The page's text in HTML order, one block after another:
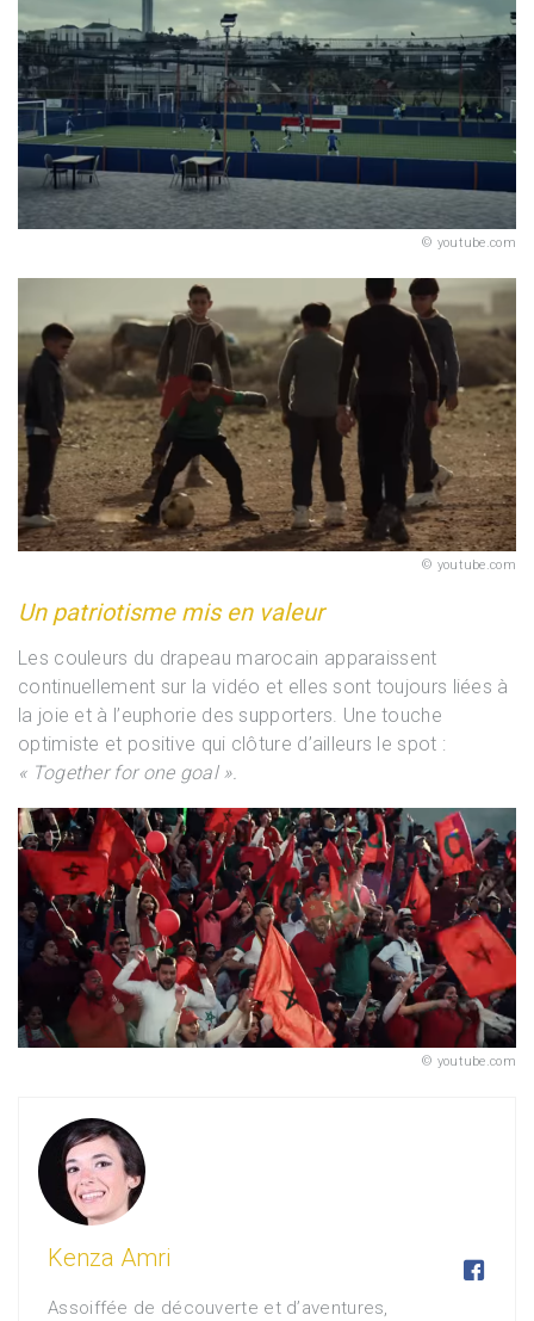
youtube.com
youtube.com
Un patriotisme mis en valeur
Les couleurs du drapeau marocain apparaissent
continuellement sur la vidéo et elles sont toujours liées à
la joie et à l’euphorie des supporters. Une touche
optimiste et positive qui clôture d’ailleurs le spot :
« Together for one goal ».
youtube.com
Kenza Amri 
Assoiffée de découverte et d’aventures,